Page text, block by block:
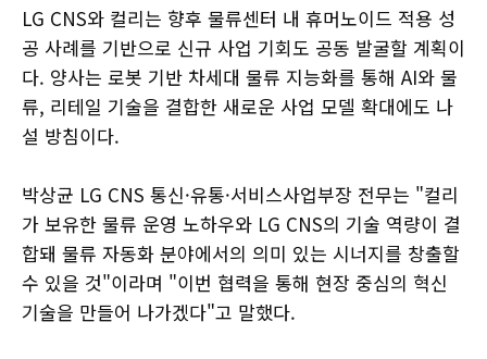
LG CNS와 컬리는 향후 물류센터 내 휴머노이드 적용 성
공 사례를 기반으로 신규 사업 기회도 공동 발굴할 계획이
다. 양사는 로봇 기반 차세대 물류 지능화를 통해 AI와 물
류, 리테일 기술을 결합한 새로운 사업 모델 확대에도 나
설 방침이다.
박상균 LG CNS 통신·유통·서비스사업부장 전무는 "컬리
가 보유한 물류 운영 노하우와 LG CNS의 기술 역량이 결
합돼 물류 자동화 분야에서의 의미 있는 시너지를 창출할
수 있을 것"이라며 "이번 협력을 통해 현장 중심의 혁신
기술을 만들어 나가겠다"고 말했다.